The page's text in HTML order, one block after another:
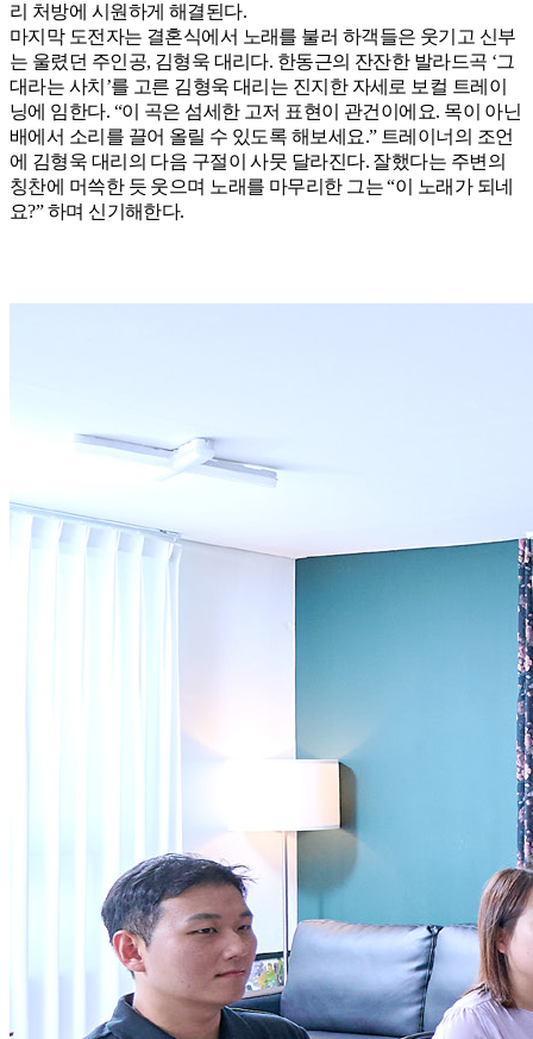
리 처방에 시원하게 해결된다.
마지막 도전자는 결혼식에서 노래를 불러 하객들은 웃기고 신부
는 울렸던 주인공, 김형욱 대리다. 한동근의 잔잔한 발라드곡 ‘그
대라는 사치’를 고른 김형욱 대리는 진지한 자세로 보컬 트레이
닝에 임한다. “이 곡은 섬세한 고저 표현이 관건이에요. 목이 아닌
배에서 소리를 끌어 올릴 수 있도록 해보세요.” 트레이너의 조언
에 김형욱 대리의 다음 구절이 사뭇 달라진다. 잘했다는 주변의
칭찬에 머쓱한 듯 웃으며 노래를 마무리한 그는 “이 노래가 되네
요?” 하며 신기해한다.